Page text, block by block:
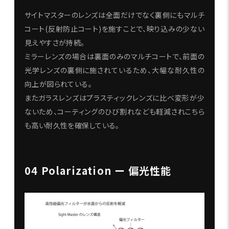
サイトマスターのレンズは全面だけでなく裏側にもマルチ
コート(反射防止コート)を施すことで、映り込みの少ない
見えやすさが持続。
ミラーレンズの場合は裏面のみのマルチコートで、前面の
光学レンズの裏側に施されているため、大幅な耐久性の
向上が図られている。
またガラスレンズはプラスティックレンズに比べ変形が少
ないため、コーティングのひび割れなども軽減されこちら
も高い耐久性を確保している。
04 Polarization ー 偏光性能